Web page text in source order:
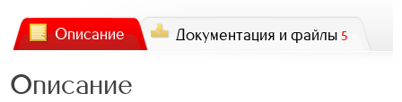
Описание Документация и файлы 5
Описание